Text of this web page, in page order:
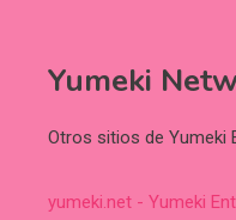
Yumeki
Otros sitios de Yumeki
yumeki.net - Yumeki